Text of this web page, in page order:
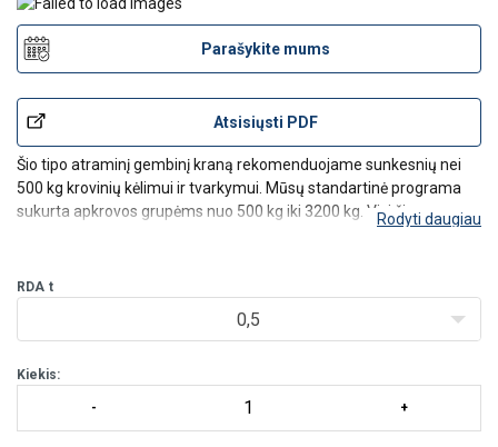
Parašykite mums
Atsisiųsti PDF
Šio tipo atraminį gembinį kraną rekomenduojame sunkesnių nei
500 kg krovinių kėlimui ir tvarkymui. Mūsų standartinė programa
sukurta apkrovos grupėms nuo 500 kg iki 3200 kg. Visi šie
Kra
Rodyti daugiau
RDA t
0,5
Kiekis: